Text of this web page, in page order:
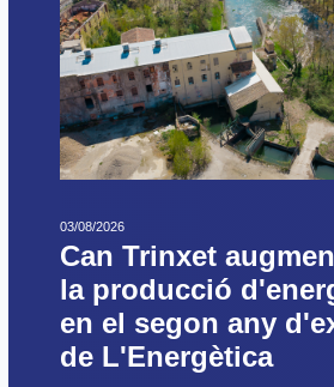
03/08/2026
Can Trinxet
la producció
en el segon any
de L'Energètica